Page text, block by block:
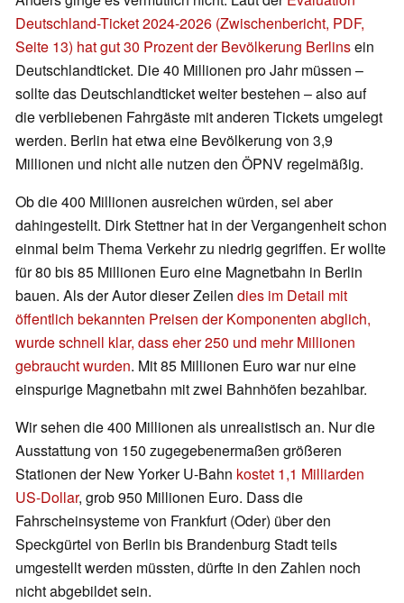
Deutschland-Ticket 2024-2026 (Zwischenbericht, PDF,
Seite 13) hat gut 30 Prozent der Bevölkerung Berlinsein
Deutschlandticket. Die 40 Millionen pro Jahr müssen –
sollte das Deutschlandticket weiter bestehen – also auf
die verbliebenen Fahrgäste mit anderen Tickets umgelegt
werden. Berlin hat etwa eine Bevölkerung von 3,9
Millionen und nicht alle nutzen den ÖPNV regelmäßig.
Ob die 400 Millionen ausreichen würden, sei aber
dahingestellt. Dirk Stettner hat in der Vergangenheit schon
einmal beim Thema Verkehr zu niedrig gegriffen. Er wollte
für 80 bis 85 Millionen Euro eine Magnetbahn in Berlin
bauen. Als der Autor dieser Zeilen dies im Detail mit
öffentlich bekannten Preisen der Komponenten abglich,
wurde schnell klar, dass eher 250 und mehr Millionen
gebraucht wurden. Mit 85 Millionen Euro war nur eine
einspurige Magnetbahn mit zwei Bahnhöfen bezahlbar.
Wir sehen die 400 Millionen als unrealistisch an. Nur die
Ausstattung von 150 zugegebenermaßen größeren
Stationen der New Yorker U-Bahn kostet 1,1 Milliarden
US-Dollar, grob 950 Millionen Euro. Dass die
Fahrscheinsysteme von Frankfurt (Oder) über den
Speckgürtel von Berlin bis Brandenburg Stadt teils
umgestellt werden müssten, dürfte in den Zahlen noch
nicht abgebildet sein.